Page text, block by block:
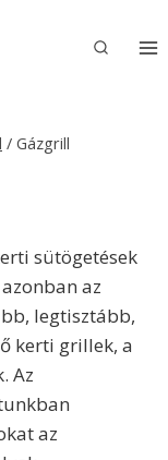
/ Gázgrill
sütögetések
az
legtisztább,
kerti grillek, a
Az
az